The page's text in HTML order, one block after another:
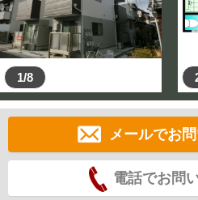
1/8
メールでお
電話でお問